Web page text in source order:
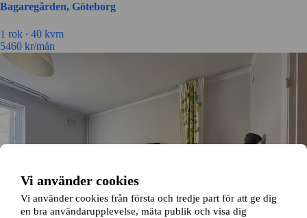
Vi använder cookies
Vi använder cookies från första och tredje part för att ge dig
en bra användarupplevelse, mäta publik och visa dig
Bagaregården, Göteborg
1 rok ∙ 40 kvm
5460 kr/mån